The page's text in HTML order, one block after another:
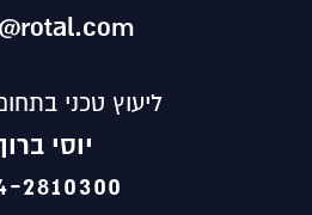
ליעוץ טכני
יוסי
2810300